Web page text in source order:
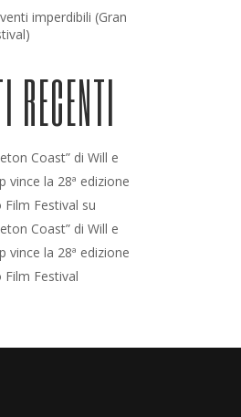
imperdibili (Gran
RECENTI
Coast” di Will e
vince la 28ª edizione
Film Festival su
Coast” di Will e
vince la 28ª edizione
Film Festival